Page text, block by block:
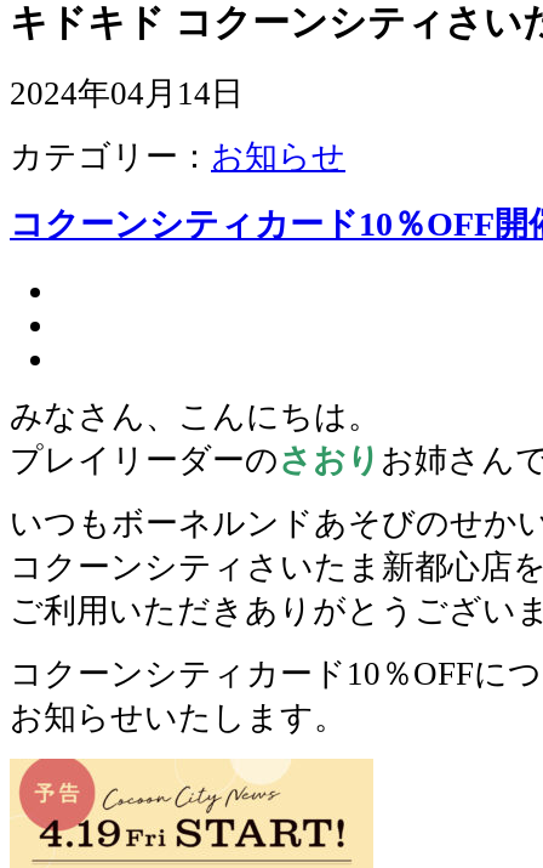
キドキド コクーンシティさい
2024年04月14日
カテゴリー： お知らせ
コクーンシティカード10％OFF開
みなさん、こんにちは。
プレイリーダーのさおり お姉さん
いつもボーネルンドあそびのせか
コクーンシティさいたま新都心店
ご利用いただきありがとうござい
コクーンシティカード10％OFFに
お知らせいたします。